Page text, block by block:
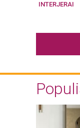
INTERJERAI